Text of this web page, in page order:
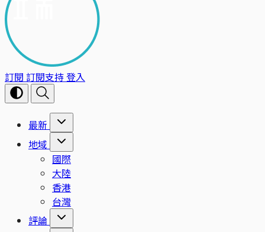
訂閱 訂閱支持登入
最新
地域
國際
大陸
香港
台灣
評論